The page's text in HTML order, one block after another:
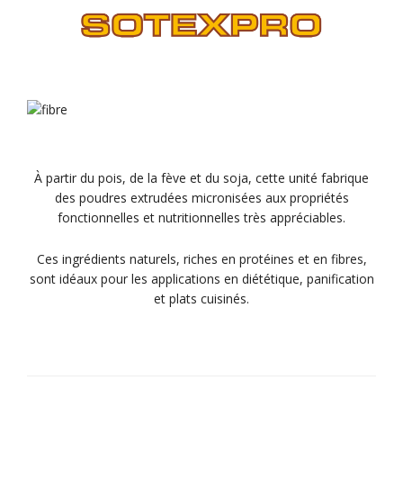
À partir du pois, de la fève et du soja, cette unité fabrique
des poudres extrudées micronisées aux propriétés
fonctionnelles et nutritionnelles très appréciables.
Ces ingrédients naturels, riches en protéines et en fibres,
sont idéaux pour les applications en diététique, panification
et plats cuisinés.